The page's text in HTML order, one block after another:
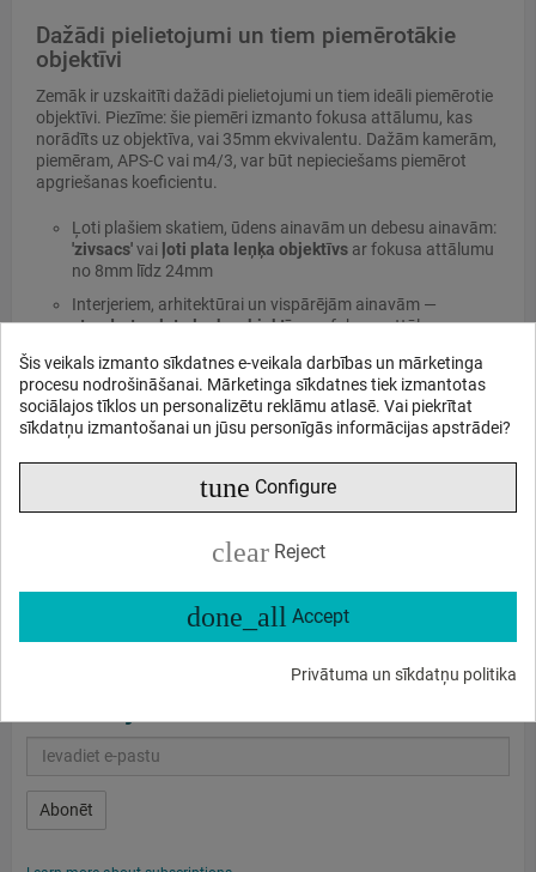
Šis veikals izmanto sīkdatnes e-veikala darbības un mārketinga
procesu nodrošināšanai. Mārketinga sīkdatnes tiek izmantotas
sociālajos tīklos un personalizētu reklāmu atlasē. Vai piekrītat
sīkdatņu izmantošanai un jūsu personīgās informācijas apstrādei?
tune Configure
clear Reject
done_all Accept
Privātuma un sīkdatņu politika
Dažādi pielietojumi un tiem piemērotākie
objektīvi
Zemāk ir uzskaitīti dažādi pielietojumi un tiem ideāli piemērotie
objektīvi. Piezīme: šie piemēri izmanto fokusa attālumu, kas
norādīts uz objektīva, vai 35mm ekvivalentu. Dažām kamerām,
piemēram, APS-C vai m4/3, var būt nepieciešams piemērot
apgriešanas koeficientu.
Ļoti plašiem skatiem, ūdens ainavām un debesu ainavām:
'zivsacs'vai ļoti plata leņķa objektīvs ar fokusa attālumu
no 8mm līdz 24mm
Interjeriem, arhitektūrai un vispārējām ainavām —
standarta plata leņķa objektīvsar fokusa attālumu no
Vides vai pilna garuma portretiem, ielu fotogrāfijai un
ceļojumiem: standarta objektīvsar fokusa attālumu no
35mm līdz 85mm (50mm ir visizplatītākais)
Portretiem un nejaušiem kadriem:īss teleobjektīvsar
fokusa attālumu no 85mm līdz 135mm
Tuvajiem sporta kadriem:vidējs teleobjektīvsar fokusa
Savvaļas un tālāku sporta kadru uzņemšanai:
superteleobjektīvsar fokusa attālumu virs 300mm
Abonēt